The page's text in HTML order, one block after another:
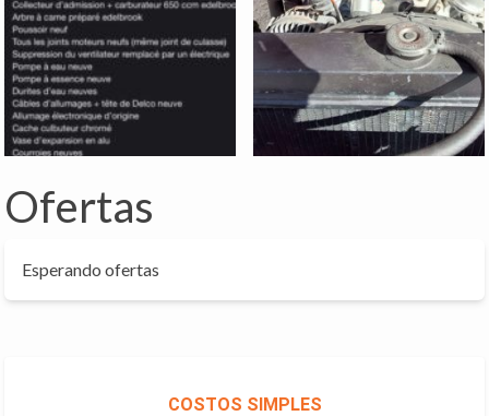
Ofertas
Esperando ofertas
COSTOS SIMPLES